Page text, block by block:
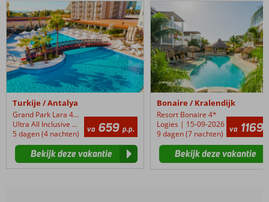
Turkije / Antalya
Grand Park Lara 4+*
Ultra All Inclusive | 30-08-2026
5 dagen (4 nachten)
va 659 p.p.
Bekijk deze vakantie
Grand
Park
Lara
Bonaire / Kralendijk
Resort Bonaire 4*
Logies | 15-09-2026
9 dagen (7 nachten)
va 1169
Bekijk deze vakantie
Resort
Bonaire